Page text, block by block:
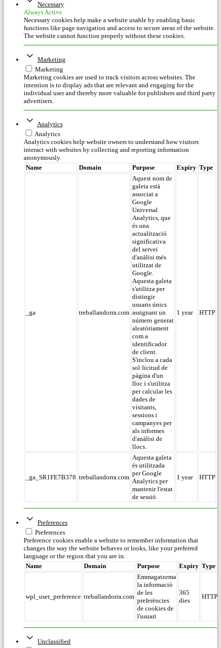
Necessary
Always Active
Necessary cookies help make a website usable by enabling basic
functions like page navigation and access to secure areas of the website.
The website cannot function properly without these cookies.
Marketing
Marketing
Marketing cookies are used to track visitors across websites. The
intention is to display ads that are relevant and engaging for the
individual user and thereby more valuable for publishers and third party
advertisers.
Analytics
Analytics
Analytics cookies help website owners to understand how visitors
interact with websites by collecting and reporting information
anonymously.
Name
Domain Purpose Expiry Type
_ga treballandorra.com
Aquest nom de
galeta està
associat a
Google
Universal
Analytics, que
és una
actualització
significativa
del servei
d'anàlisi més
utilitzat de
Google.
Aquesta galeta
s'utilitza per
distingir
usuaris únics
assignant un
número generat
aleatòriament
com a
identificador
de client.
S'inclou a cada
sol·licitud de
pàgina d'un
lloc i s'utilitza
per calcular les
dades de
visitants,
sessions i
campanyes per
als informes
d'anàlisi de
llocs.
1 year HTTP
_ga_SR1FE7B378 treballandorra.com
Aquesta galeta
és utilitzada
per Google
Analytics per
mantenir l'estat
de sessió.
1 year HTTP
Preferences
Preferences
Preference cookies enable a website to remember information that
changes the way the website behaves or looks, like your preferred
language or the region that you are in.
Name
Domain Purpose Expiry Type
wpl_user_preference treballandorra.com
Emmagatzema
la informació
de les
preferències
de cookies de
l'usuari
365
dies
HTTP
Unclassified